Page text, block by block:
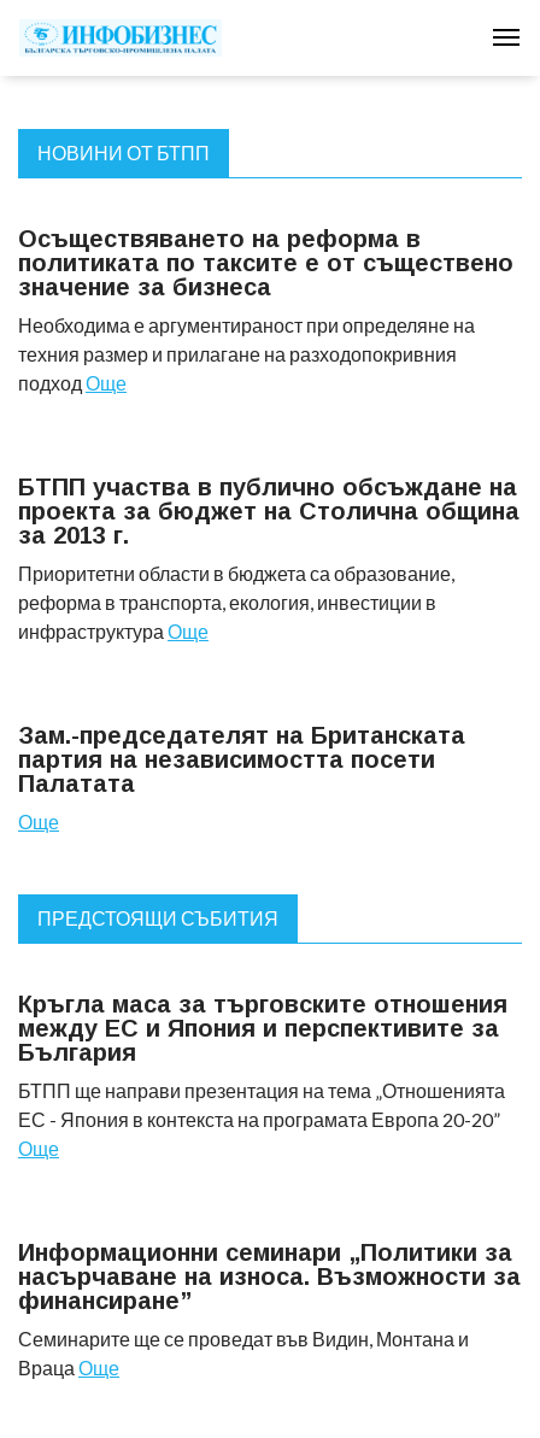
НОВИНИ ОТ БТПП
Осъществяването на реформа в
политиката по таксите е от съществено
значение за бизнеса
Необходима е аргументираност при определяне на
техния размер и прилагане на разходопокривния
подход Още
БТПП участва в публично обсъждане на
проекта за бюджет на Столична община
за 2013 г.
Приоритетни области в бюджета са образование,
реформа в транспорта, екология, инвестиции в
инфраструктура Още
Зам.-председателят на Британската
партия на независимостта посети
Палатата
Още
ПРЕДСТОЯЩИ СЪБИТИЯ
Кръгла маса за търговските отношения
между ЕС и Япония и перспективите за
България
БТПП ще направи презентация на тема „Отношенията
ЕС - Япония в контекста на програмата Европа 20-20”
Още
Информационни семинари „Политики за
насърчаване на износа. Възможности за
финансиране”
Семинарите ще се проведат във Видин, Монтана и
Враца Още